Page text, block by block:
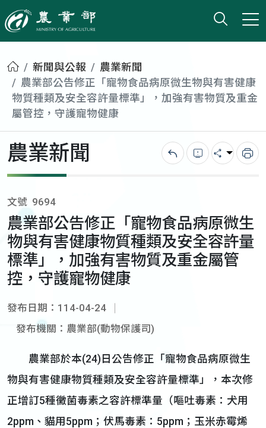
農業部
打開
小版
首頁新聞與公報
農業新聞
農業部公告修正「寵物食品病原微生物與有害健康
物質種類及安全容許量標準」，加強有害物質及重金
屬管控，守護寵物健康
農業新聞 回上一頁錯誤回報
分享 列
文號 9694
農業部公告修正「寵物食品病原微生
物與有害健康物質種類及安全容許量
標準」，加強有害物質及重金屬管
控，守護寵物健康
發布日期：114-04-24
發布機關：農業部(動物保護司)
農業部於本(24)日公告修正「寵物食品病原微生
物與有害健康物質種類及安全容許量標準」，本次修
正增訂5種黴菌毒素之容許標準量（嘔吐毒素：犬用
2ppm、貓用5ppm；伏馬毒素：5ppm；玉米赤霉烯